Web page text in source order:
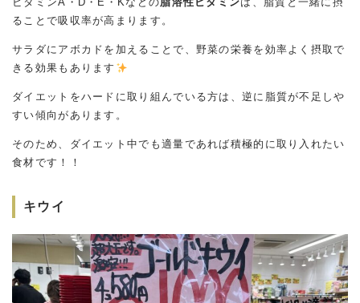
ることで吸収率が高まります。
サラダにアボカドを加えることで、野菜の栄養を効率よく摂取で
きる効果もあります
ダイエットをハードに取り組んでいる方は、逆に脂質が不足しや
すい傾向があります。
そのため、ダイエット中でも適量であれば積極的に取り入れたい
食材です！！
キウイ